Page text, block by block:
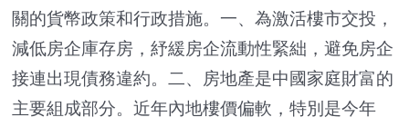
關的貨幣政策和行政措施。一、為激活樓市交投，
減低房企庫存房，紓緩房企流動性緊絀，避免房企
接連出現債務違約。二、房地產是中國家庭財富的
主要組成部分。近年內地樓價偏軟，特別是今年